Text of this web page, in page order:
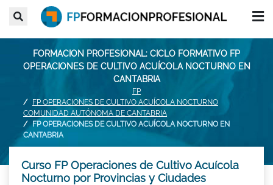
FORMACION PROFESIONAL: CICLO FORMATIVO FP
OPERACIONES DE CULTIVO ACUÍCOLA NOCTURNO EN
CANTABRIA
FP
FP OPERACIONES DE CULTIVO ACUÍCOLA NOCTURNO
COMUNIDAD AUTÓNOMA DE CANTABRIA
FP OPERACIONES DE CULTIVO ACUÍCOLA NOCTURNO EN
CANTABRIA
Curso FP Operaciones de Cultivo Acuícola
Nocturno por Provincias y Ciudades